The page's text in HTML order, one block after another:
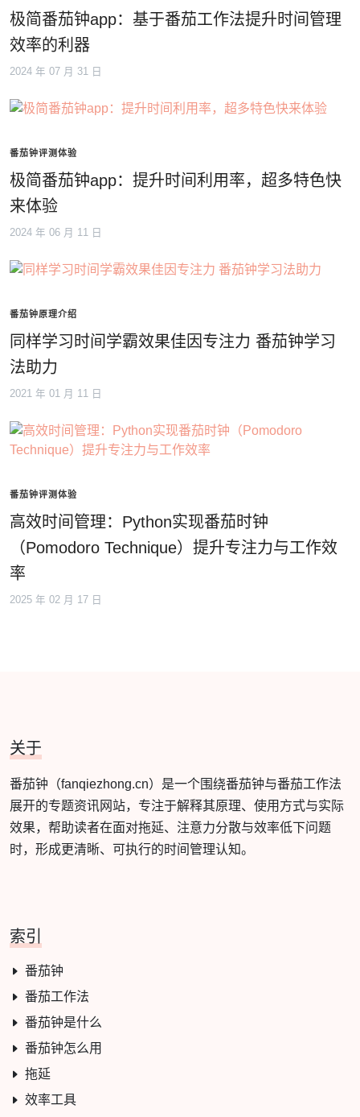
极简番茄钟app：基于番茄工作法提升时间管理
效率的利器
2024 年 07 月 31 日
番茄钟评测体验
极简番茄钟app：提升时间利用率，超多特色快
来体验
2024 年 06 月 11 日
番茄钟原理介绍
同样学习时间学霸效果佳因专注力 番茄钟学习
法助力
2021 年 01 月 11 日
番茄钟评测体验
高效时间管理：Python实现番茄时钟
（Pomodoro Technique）提升专注力与工作效
率
2025 年 02 月 17 日
关于
番茄钟（fanqiezhong.cn）是一个围绕番茄钟与番茄工作法
展开的专题资讯网站，专注于解释其原理、使用方式与实际
效果，帮助读者在面对拖延、注意力分散与效率低下问题
时，形成更清晰、可执行的时间管理认知。
索引
番茄钟
番茄工作法
番茄钟是什么
番茄钟怎么用
拖延
效率工具